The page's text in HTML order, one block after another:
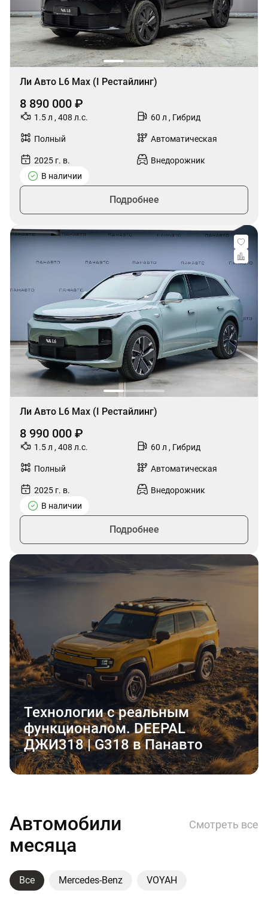
Ли Авто L6 Max (I Рестайлинг)
8 890 000 ₽
1.5 л , 408 л.с. 60 л , Гибрид
Полный Автоматическая
2025 г. в.
Внедорожник
В наличии
Подробнее
Ли Авто L6 Max (I Рестайлинг)
8 990 000 ₽
1.5 л , 408 л.с. 60 л , Гибрид
Полный Автоматическая
2025 г. в.
Внедорожник
В наличии
Подробнее
Технологии с реальным
функционалом. DEEPAL
ДЖИ318 | G318 в Панавто
Автомобили
месяца
Смотреть все
Все Mercedes-Benz VOYAH